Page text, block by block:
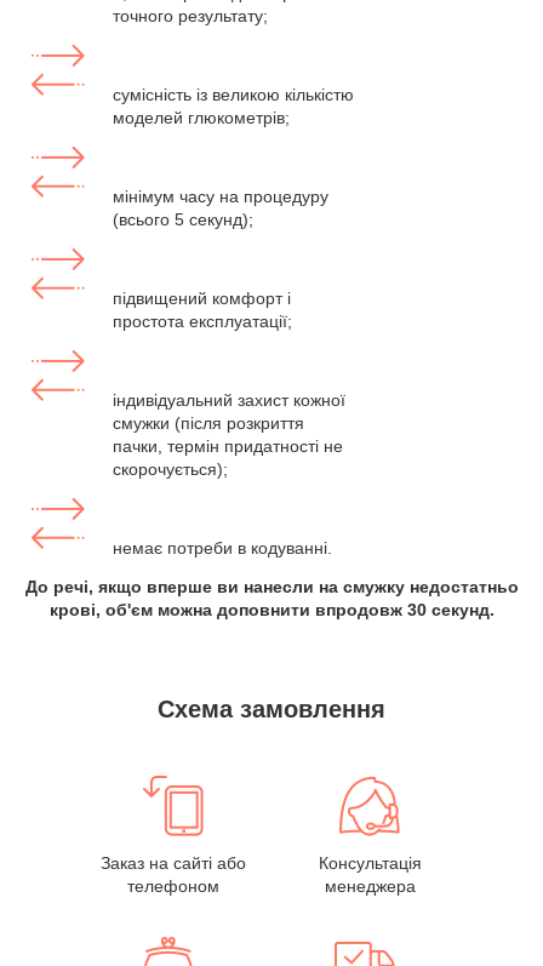
точного результату;
сумісність із великою кількістю
моделей глюкометрів;
мінімум часу на процедуру
(всього 5 секунд);
підвищений комфорт і
простота експлуатації;
індивідуальний захист кожної
смужки (після розкриття
пачки, термін придатності не
скорочується);
немає потреби в кодуванні.
До речі, якщо вперше ви нанесли на смужку недостатньо
крові, об'єм можна доповнити впродовж 30 секунд.
Схема замовлення
Заказ на сайті або
телефоном
Консультація
менеджера